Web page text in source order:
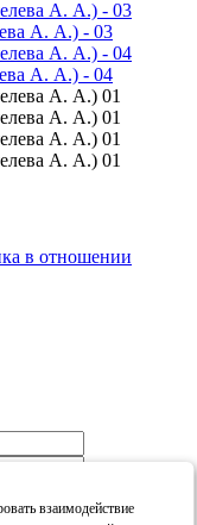
А. А.) - 03
А. А.) - 04
в отношении
взаимодействие